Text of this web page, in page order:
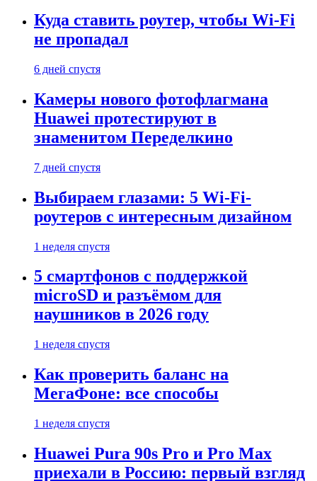
Куда ставить роутер, чтобы Wi-Fi
не пропадал
6 дней спустя
Камеры нового фотофлагмана
Huawei протестируют в
знаменитом Переделкино
7 дней спустя
Выбираем глазами: 5 Wi-Fi-
роутеров с интересным дизайном
1 неделя спустя
5 смартфонов с поддержкой
microSD и разъёмом для
наушников в 2026 году
1 неделя спустя
Как проверить баланс на
МегаФоне: все способы
1 неделя спустя
Huawei Pura 90s Pro и Pro Max
приехали в Россию: первый взгляд